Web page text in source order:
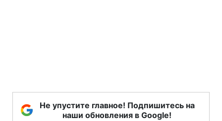
Не упустите главное! Подпишитесь на
наши обновления в Google!